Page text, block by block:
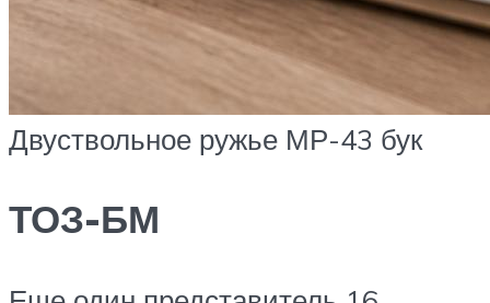
Двуствольное ружье МР-43 бук
ТОЗ-БМ